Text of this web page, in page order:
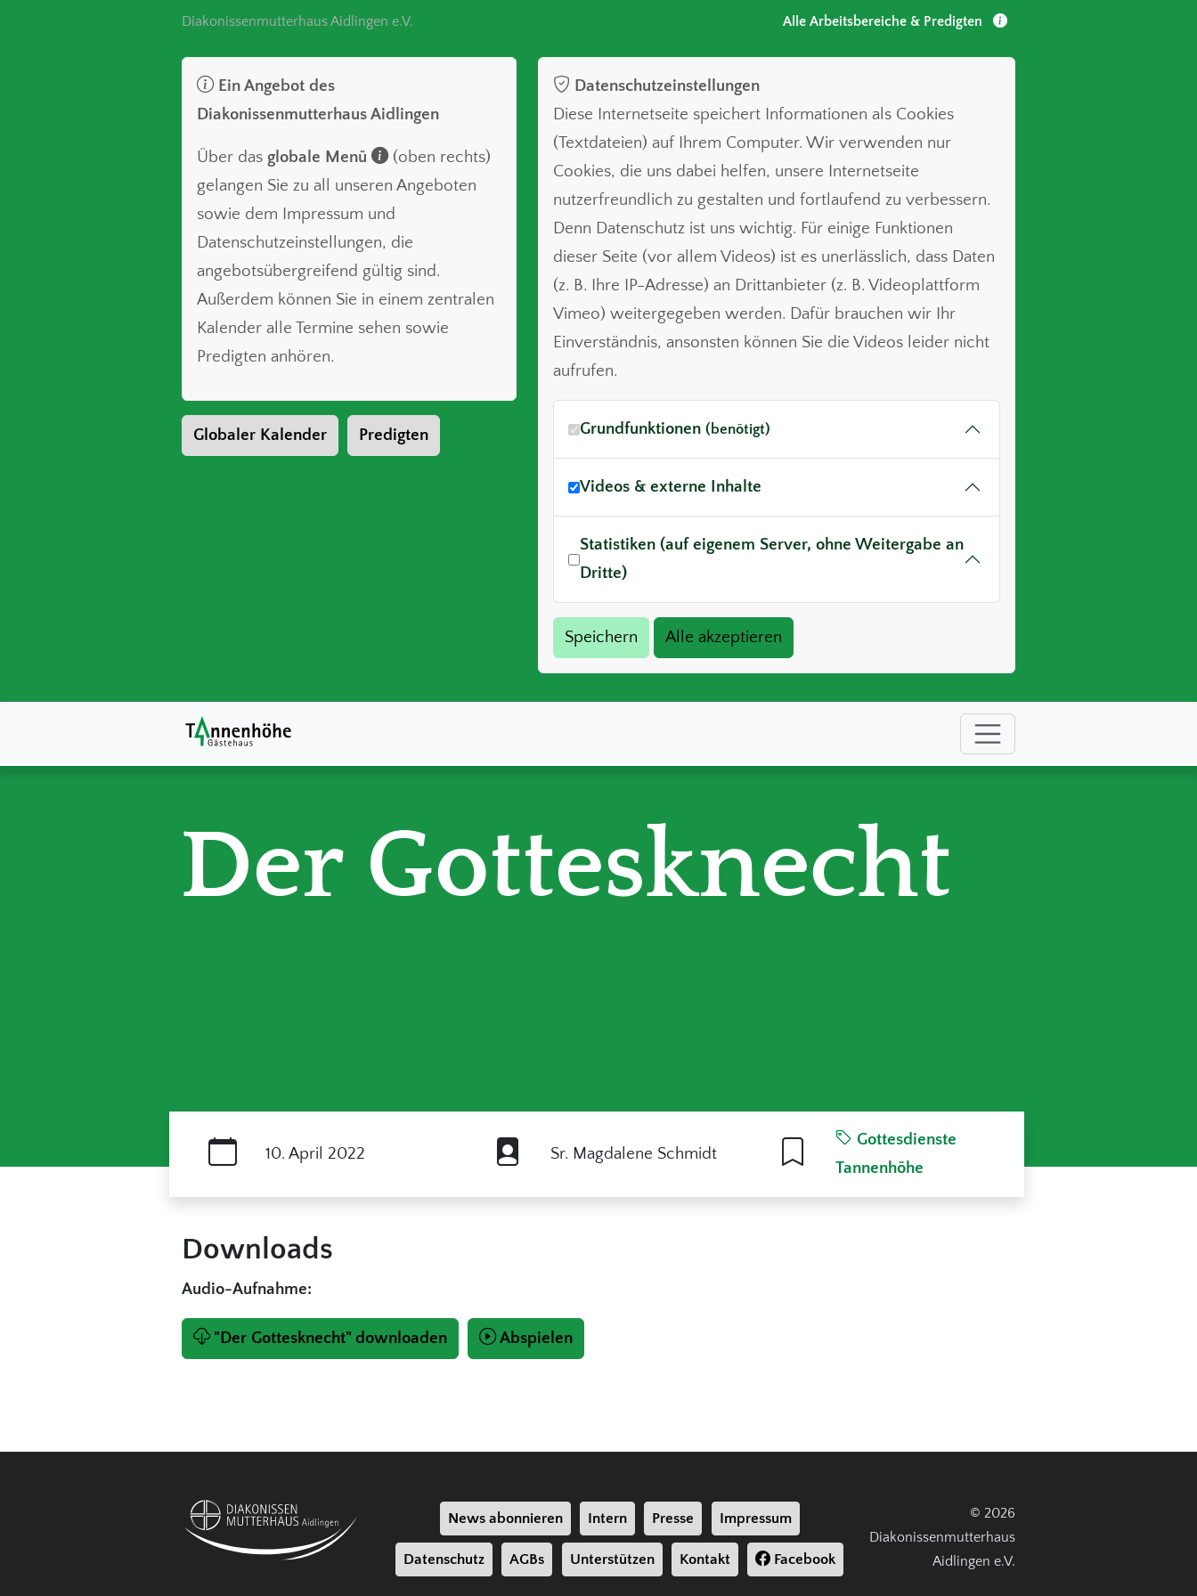
Diakonissenmutterhaus Aidlingen e.V. Alle Arbeitsbereiche & Predigten
Ein Angebot des
Diakonissenmutterhaus Aidlingen
Über das globale Menü
(oben rechts)
gelangen Sie zu all unseren Angeboten
sowie dem Impressum und
Datenschutzeinstellungen, die
angebotsübergreifend gültig sind.
Außerdem können Sie in einem zentralen
Kalender alle Termine sehen sowie
Predigten anhören.
Globaler Kalender Predigten
Datenschutzeinstellungen
Diese Internetseite speichert Informationen als Cookies
(Textdateien) auf Ihrem Computer. Wir verwenden nur
Cookies, die uns dabei helfen, unsere Internetseite
nutzerfreundlich zu gestalten und fortlaufend zu verbessern.
Denn Datenschutz ist uns wichtig. Für einige Funktionen
dieser Seite (vor allem Videos) ist es unerlässlich, dass Daten
(z. B. Ihre IP-Adresse) an Drittanbieter (z. B. Videoplattform
Vimeo) weitergegeben werden. Dafür brauchen wir Ihr
Einverständnis, ansonsten können Sie die Videos leider nicht
aufrufen.
Grundfunktionen (benötigt)
Videos & externe Inhalte
Statistiken (auf eigenem Server, ohne Weitergabe an
Dritte)
Der Gottesknecht
10. April 2022 Sr. Magdalene Schmidt
Gottesdienste
Tannenhöhe
Downloads
Audio-Aufnahme:
"Der Gottesknecht" downloaden Abspielen
News abonnieren Intern Presse Impressum
Datenschutz AGBs Unterstützen Kontakt Facebook
© 2026
Diakonissenmutterhaus
Aidlingen e.V.